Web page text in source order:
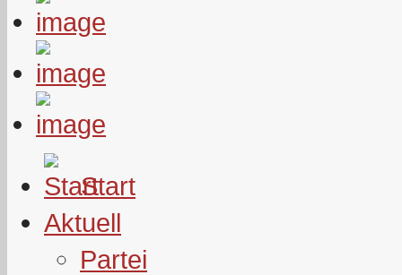
Start
Aktuell
Partei